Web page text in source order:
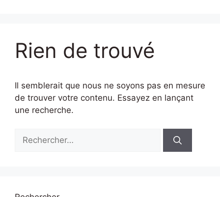
Rien de trouvé
Il semblerait que nous ne soyons pas en mesure
de trouver votre contenu. Essayez en lançant
une recherche.
Rechercher :